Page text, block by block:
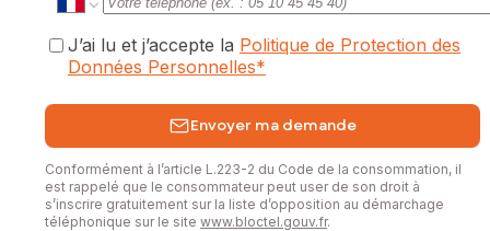
J’ai lu et j’accepte la Politique de Protection des
Données Personnelles*
Envoyer ma demande
Conformément à l’article L.223-2 du Code de la consommation, il
est rappelé que le consommateur peut user de son droit à
s’inscrire gratuitement sur la liste d’opposition au démarchage
téléphonique sur le site www.bloctel.gouv.fr.